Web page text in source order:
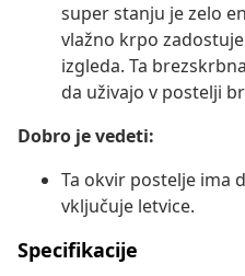
super stanju je zelo
vlažno krpo
izgleda. Ta
da uživajo v postelji
Dobro je vedeti:
Ta okvir postelje ima
vključuje letvice.
Specifikacije